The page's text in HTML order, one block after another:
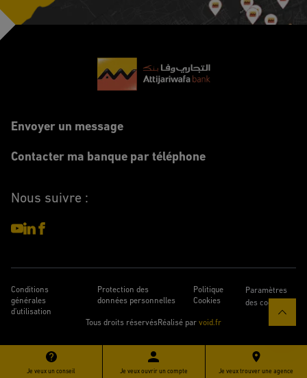
Footer
Envoyer un message
Contacter ma banque par téléphone
Nous suivre :
Conditions
générales
d'utilisation
Protection des
données personnelles
Politique
Cookies
Paramètres
des cookies
Tous droits réservés Réalisé par void.fr
Je veux un conseil Je veux ouvrir un compte Je veux trouver une agence